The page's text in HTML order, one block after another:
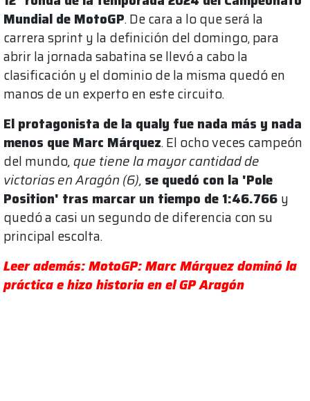
Mundial de MotoGP. De cara a lo que será la
carrera sprint y la definición del domingo, para
abrir la jornada sabatina se llevó a cabo la
clasificación y el dominio de la misma quedó en
manos de un experto en este circuito.
El protagonista de la qualy fue nada más y nada
menos que Marc Márquez. El ocho veces campeón
del mundo, que tiene la mayor cantidad de
victorias en Aragón (6), se quedó con la 'Pole
Position' tras marcar un tiempo de 1:46.766 y
quedó a casi un segundo de diferencia con su
principal escolta.
Leer además: MotoGP: Marc Márquez dominó la
práctica e hizo historia en el GP Aragón